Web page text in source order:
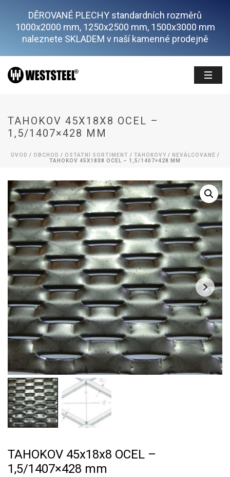
DĚROVANÉ PLECHY standardních rozměrů
1000x2000 mm, 1250x2500 mm, 1500x3000 mm
naleznete SKLADEM v naší kamenné prodejně
TAHOKOV 45X18X8 OCEL –
1,5/1407×428 MM
ÚVOD / OBCHOD / OSTATNÍ SORTIMENT / TAHOKOVY / NEVÁLCOVANÉ /
TAHOKOV 45X18X8 OCEL – 1,5/1407×428 MM
TAHOKOV 45x18x8 OCEL –
1,5/1407×428 mm